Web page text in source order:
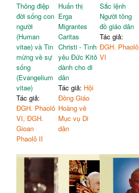
Thông điệp
đời sống con
người
(Human
vitae) và Tin
mừng về sự
sống
(Evangelium
vitae)
Tác giả:
ĐGH. Phaolô
VI, ĐGH.
Gioan
Phaolô II
Huấn thị
Erga
Migrantes
Caritas
Christi - Tình
yêu Đức Kitô
dành cho di
dân
Tác giả: Hội
Đồng Giáo
Hoàng về
Mục vụ Di
dân
Sắc lệnh
Người tông
đồ giáo dân
Tác giả:
ĐGH. Phaolô
VI